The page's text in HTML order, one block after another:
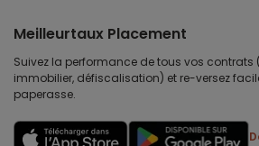
Meilleurtaux Placement
Suivez la performance de tous vos contrats
immobilier, défiscalisation) et re-versez
paperasse.